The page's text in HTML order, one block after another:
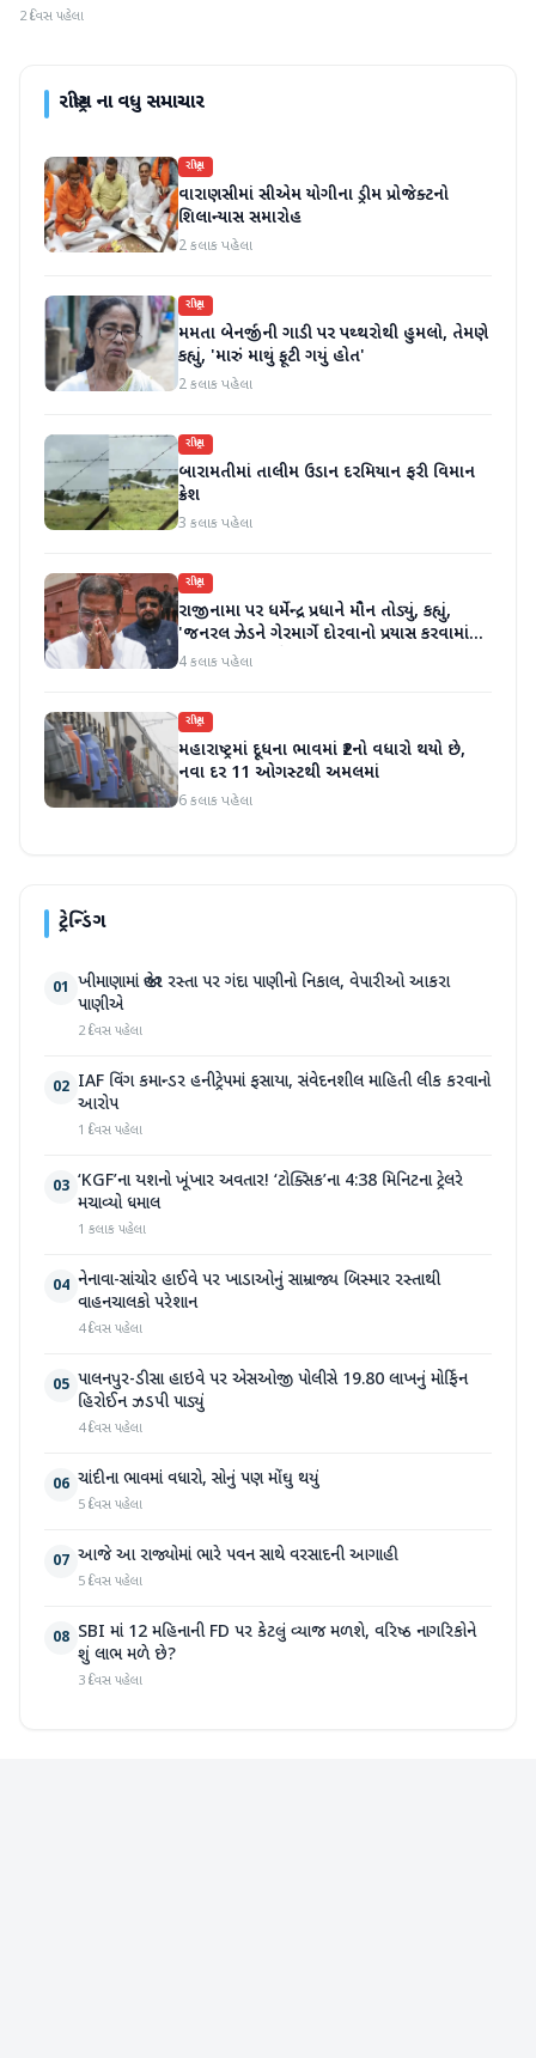
2 દિવસ પહેલા
રાષ્ટ્રીયના વધુ સમાચાર
રાષ્ટ્રીય
વારાણસીમાં સીએમ યોગીના ડ્રીમ પ્રોજેક્ટનો
શિલાન્યાસ સમારોહ
2 કલાક પહેલા
રાષ્ટ્રીય
મમતા બેનર્જીની ગાડી પર પથ્થરોથી હુમલો, તેમણે
કહ્યું, 'મારું માથું ફૂટી ગયું હોત'
2 કલાક પહેલા
રાષ્ટ્રીય
બારામતીમાં તાલીમ ઉડાન દરમિયાન ફરી વિમાન
ક્રેશ
3 કલાક પહેલા
રાષ્ટ્રીય
રાજીનામા પર ધર્મેન્દ્ર પ્રધાને મૌન તોડ્યું, કહ્યું,
'જનરલ ઝેડને ગેરમાર્ગે દોરવાનો પ્રયાસ કરવામાં
આવ્યો, મારા માટે પદ મહત્વનું નથી'
4 કલાક પહેલા
રાષ્ટ્રીય
મહારાષ્ટ્રમાં દૂધના ભાવમાં ₹2નો વધારો થયો છે,
નવા દર 11 ઓગસ્ટથી અમલમાં
6 કલાક પહેલા
ટ્રેન્ડિંગ
01 ખીમાણામાં જાહેર રસ્તા પર ગંદા પાણીનો નિકાલ, વેપારીઓ આકરા
પાણીએ
2 દિવસ પહેલા
02 IAF વિંગ કમાન્ડર હનીટ્રેપમાં ફસાયા, સંવેદનશીલ માહિતી લીક કરવાનો
આરોપ
1 દિવસ પહેલા
03 ‘KGF’ના યશનો ખૂંખાર અવતાર! ‘ટોક્સિક’ના 4:38 મિનિટના ટ્રેલરે
મચાવ્યો ધમાલ
1 કલાક પહેલા
04 નેનાવા-સાંચોર હાઈવે પર ખાડાઓનું સામ્રાજ્ય બિસ્માર રસ્તાથી
વાહનચાલકો પરેશાન
4 દિવસ પહેલા
05 પાલનપુર-ડીસા હાઇવે પર એસઓજી પોલીસે 19.80 લાખનું મોર્ફિન
હિરોઈન ઝડપી પાડ્યું
4 દિવસ પહેલા
06 ચાંદીના ભાવમાં વધારો, સોનું પણ મોંઘુ થયું
5 દિવસ પહેલા
07 આજે આ રાજ્યોમાં ભારે પવન સાથે વરસાદની આગાહી
5 દિવસ પહેલા
08 SBI માં 12 મહિનાની FD પર કેટલું વ્યાજ મળશે, વરિષ્ઠ નાગરિકોને
શું લાભ મળે છે?
3 દિવસ પહેલા